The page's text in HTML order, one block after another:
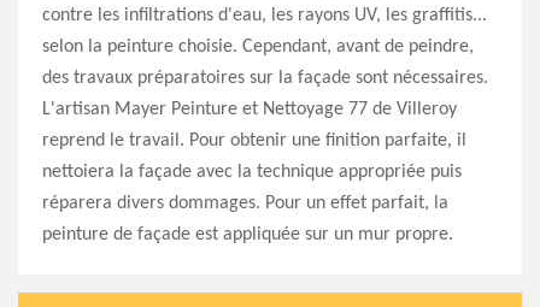
contre les infiltrations d'eau, les rayons UV, les graffitis...
selon la peinture choisie. Cependant, avant de peindre,
des travaux préparatoires sur la façade sont nécessaires.
L'artisan Mayer Peinture et Nettoyage 77 de Villeroy
reprend le travail. Pour obtenir une finition parfaite, il
nettoiera la façade avec la technique appropriée puis
réparera divers dommages. Pour un effet parfait, la
peinture de façade est appliquée sur un mur propre.